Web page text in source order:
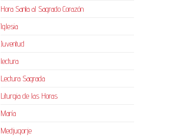
Hora Santa al Sagrado Corazón
Iglesia
Juventud
lectura
Lectura Sagrada
Liturgia de las Horas
María
Medjugorje